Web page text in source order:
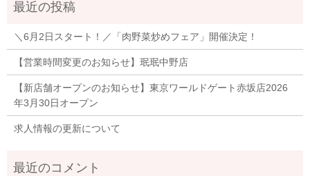
＼6月2日スタート！／「肉野菜炒めフェア」開催決定！
【営業時間変更のお知らせ】珉珉中野店
【新店舗オープンのお知らせ】東京ワールドゲート赤坂店2026
年3月30日オープン
求人情報の更新について